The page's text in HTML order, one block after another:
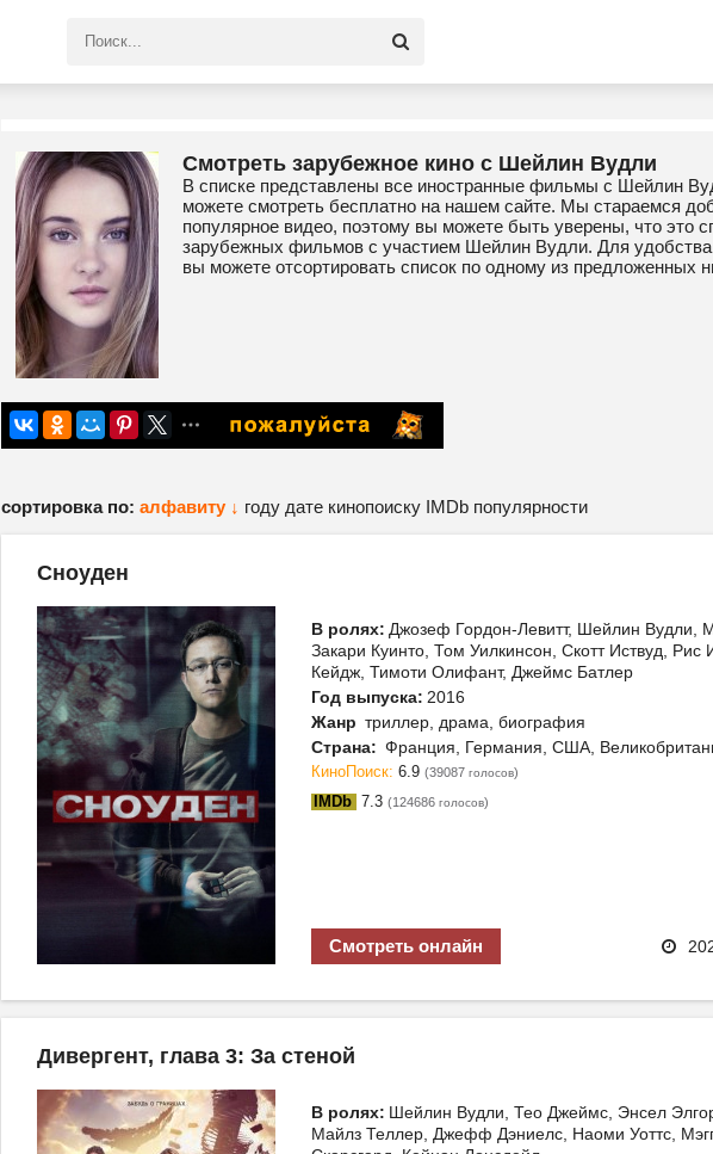
Смотреть зарубежное кино с Шейлин Вудли
В списке представлены все иностранные фильмы с Шейлин
можете смотреть бесплатно на нашем сайте. Мы стараемся
популярное видео, поэтому вы можете быть уверены, что это
зарубежных фильмов с участием Шейлин Вудли. Для удобства
вы можете отсортировать список по одному из предложенных
сортировка по: алфавиту ↓ году дате кинопоиску IMDb популярности
Сноуден
В ролях: Джозеф Гордон-Левитт, Шейлин Вудли,
Закари Куинто, Том Уилкинсон, Скотт Иствуд, Рис
Кейдж, Тимоти Олифант, Джеймс Батлер
Год выпуска: 2016
Жанр триллер, драма, биография
Страна: Франция, Германия, США,
КиноПоиск: 6.9 (39087 голосов)
IMDb 7.3 (124686 голосов)
Смотреть онлайн
Дивергент, глава 3: За стеной
В ролях: Шейлин Вудли, Тео Джеймс, Энсел
Майлз Теллер, Джефф Дэниелс, Наоми Уоттс,